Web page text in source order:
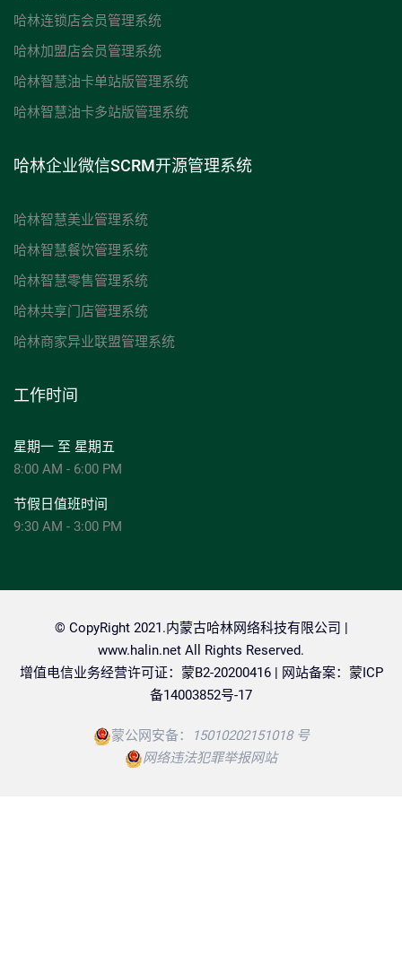
哈林连锁店会员管理系统
哈林加盟店会员管理系统
哈林智慧油卡单站版管理系统
哈林智慧油卡多站版管理系统
哈林企业微信SCRM开源管理系统
哈林智慧美业管理系统
哈林智慧餐饮管理系统
哈林智慧零售管理系统
哈林共享门店管理系统
哈林商家异业联盟管理系统
工作时间
星期一 至 星期五
8:00 AM - 6:00 PM
节假日值班时间
9:30 AM - 3:00 PM
© CopyRight 2021.内蒙古哈林网络科技有限公司 |
www.halin.net All Rights Reserved.
增值电信业务经营许可证：蒙B2-20200416 | 网站备案： 蒙ICP
备14003852号-17
蒙公网安备：
15010202151018 号
网络违法犯罪举报网站